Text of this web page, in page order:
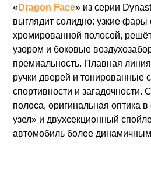
«Dragon Face» из серии
выглядит солидно: узкие
хромированной полосой,
узором и боковые
премиальность. Плавная
ручки дверей и тонированные
спортивности и загадочности.
полоса, оригинальная оптика в
узел» и двухсекционный
автомобиль более